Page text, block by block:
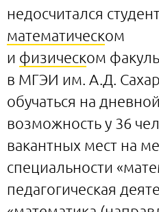
недосчитался
математическом
и физическом
в МГЭИ им. А.Д.
обучаться на
возможность у 36
вакантных мест на
специальности
педагогическая